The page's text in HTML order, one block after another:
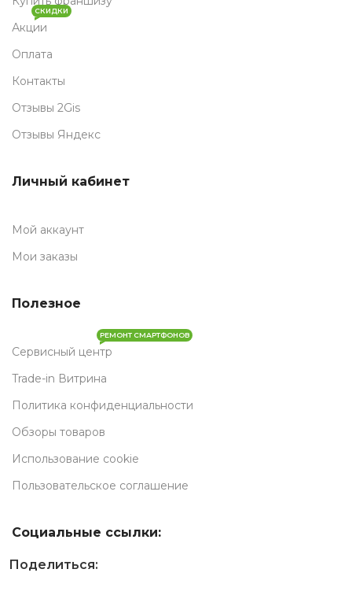
Акции
СКИДКИ
Оплата
Контакты
Отзывы 2Gis
Отзывы Яндекс
Личный кабинет
Мой аккаунт
Мои заказы
Полезное
Сервисный центр
РЕМОНТ СМАРТФОНОВ
Trade-in Витрина
Политика конфиденциальности
Обзоры товаров
Использование cookie
Пользовательское соглашение
Социальные ссылки:
Поделиться: